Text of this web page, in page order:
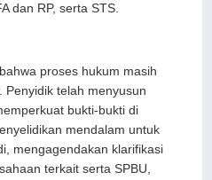
dan RP, serta ​STS.
proses hukum masih
Penyidik telah menyusun
bukti-bukti di
mendalam untuk
​mengagendakan klarifikasi
terkait serta SPBU,